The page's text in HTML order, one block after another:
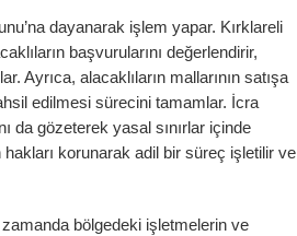
dayanarak işlem yapar. Kırklareli
başvurularını değerlendirir,
Ayrıca, alacaklıların mallarının satışa
edilmesi sürecini tamamlar. İcra
da gözeterek yasal sınırlar içinde
korunarak adil bir süreç işletilir ve
zamanda bölgedeki işletmelerin ve